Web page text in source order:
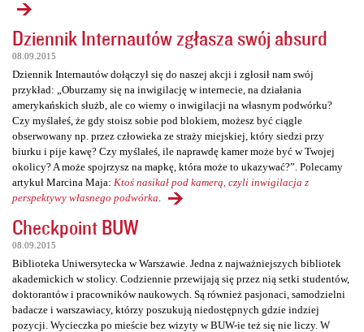
Dziennik Internautów zgłasza swój absurd
08.09.2015
Dziennik Internautów dołączył się do naszej akcji i zgłosił nam swój
przykład: „Oburzamy się na inwigilację w internecie, na działania
amerykańskich służb, ale co wiemy o inwigilacji na własnym podwórku?
Czy myślałeś, że gdy stoisz sobie pod blokiem, możesz być ciągle
obserwowany np. przez człowieka ze straży miejskiej, który siedzi przy
biurku i pije kawę? Czy myślałeś, ile naprawdę kamer może być w Twojej
okolicy? A może spojrzysz na mapkę, która może to ukazywać?”. Polecamy
artykuł Marcina Maja: Ktoś nasikał pod kamerą, czyli inwigilacja z
perspektywy własnego podwórka
Checkpoint BUW
08.09.2015
Biblioteka Uniwersytecka w Warszawie. Jedna z najważniejszych bibliotek
akademickich w stolicy. Codziennie przewijają się przez nią setki studentów,
doktorantów i pracowników naukowych. Są również pasjonaci, samodzielni
badacze i warszawiacy, którzy poszukują niedostępnych gdzie indziej
pozycji. Wycieczka po mieście bez wizyty w BUW-ie też się nie liczy. W